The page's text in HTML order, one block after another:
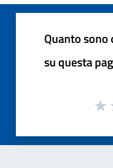
Quanto
su questa